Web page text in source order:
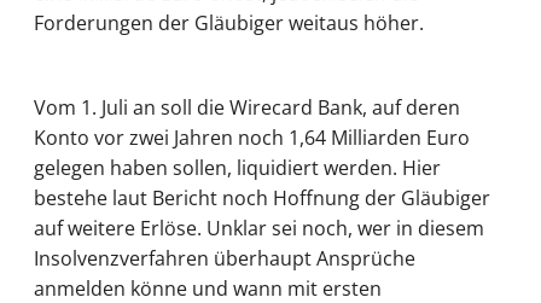
Forderungen der Gläubiger weitaus höher.
Vom 1. Juli an soll die Wirecard Bank, auf deren
Konto vor zwei Jahren noch 1,64 Milliarden Euro
gelegen haben sollen, liquidiert werden. Hier
bestehe laut Bericht noch Hoffnung der Gläubiger
auf weitere Erlöse. Unklar sei noch, wer in diesem
Insolvenzverfahren überhaupt Ansprüche
anmelden könne und wann mit ersten